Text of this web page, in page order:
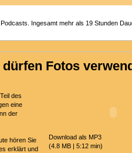
Ingesamt mehr als 19 Stunden
Fotos
des
eine
der
hören Sie
erklärt und
Download als MP3
(4.8 MB | 5:12 min)